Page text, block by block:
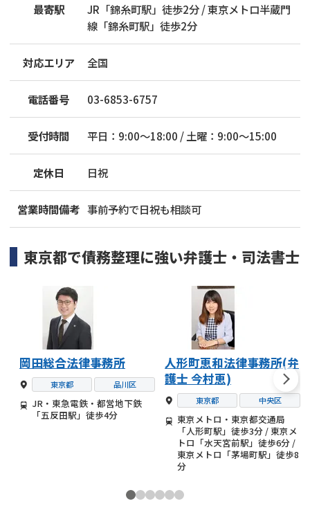
最寄駅
JR「錦糸町駅」徒歩2分 / 東京メトロ半蔵門
線「錦糸町駅」徒歩2分
対応エリア 全国
電話番号 03-6853-6757
受付時間 平日：9:00〜18:00 / 土曜：9:00〜15:00
定休日 日祝
営業時間備考 事前予約で日祝も相談可
東京都で債務整理に強い弁護士・司法書士
岡田総合法律事務所
東京都 品川区
JR・東急電鉄・都営地下鉄
「五反田駅」徒歩4分
人形町恵和法律事務所(弁
護士 今村恵)
東京都 中央区
東京メトロ・東京都交通局
「人形町駅」徒歩3分 / 東京メ
トロ「水天宮前駅」徒歩6分 /
東京メトロ「茅場町駅」徒歩8
分